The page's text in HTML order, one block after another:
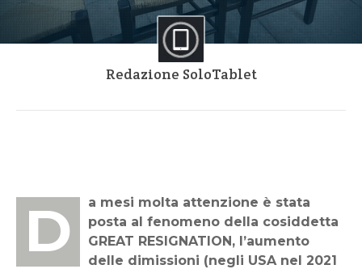
Redazione SoloTablet
Da mesi molta attenzione è stata
posta al fenomeno della cosiddetta
GREAT RESIGNATION, l’aumento
delle dimissioni (negli USA nel 2021